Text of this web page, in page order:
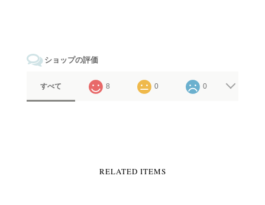
ショップの評価
すべて 8 0 0
RELATED ITEMS